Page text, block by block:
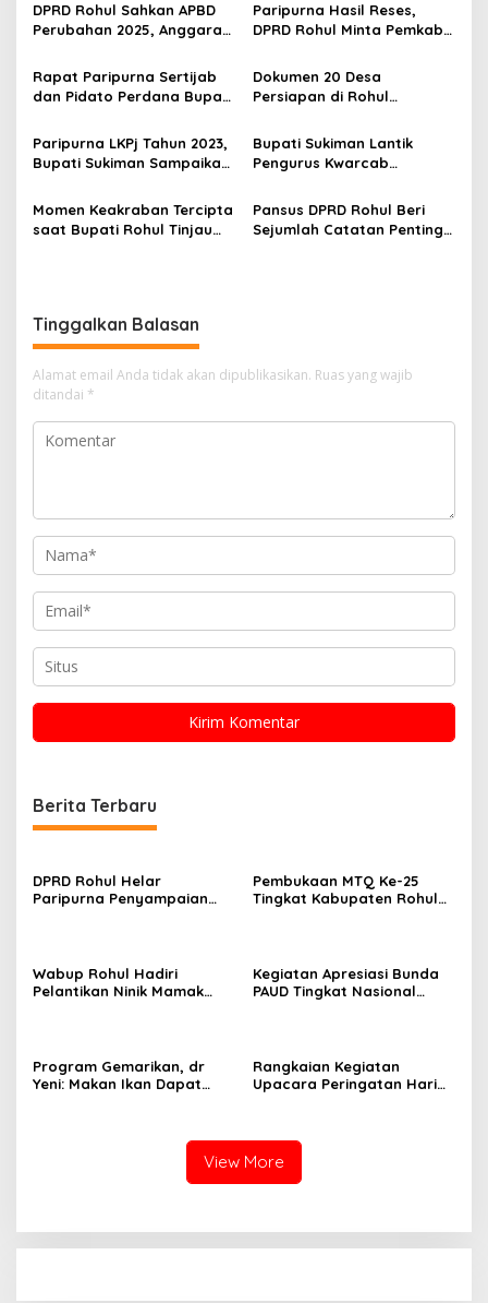
DPRD Rohul Sahkan APBD
Perubahan 2025, Anggaran
Pembangunan Daerah
Paripurna Hasil Reses,
DPRD Rohul Minta Pemkab
Masyarakat
Rapat Paripurna Sertijab
dan Pidato Perdana Bupati
Dokumen 20 Desa
Persiapan di Rohul
Paripurna LKPj Tahun 2023,
Bupati Sukiman Sampaikan
Rohul
Bupati Sukiman Lantik
Pengurus Kwarcab
Momen Keakraban Tercipta
saat Bupati Rohul Tinjau
Pansus DPRD Rohul Beri
Sejumlah Catatan Penting
Tinggalkan Balasan
Alamat email Anda tidak akan dipublikasikan. Ruas yang wajib
ditandai *
Berita Terbaru
DPRD Rohul Helar
Paripurna Penyampaian
Belanja Daerah Tahun
Anggaran 2025
Pembukaan MTQ Ke-25
Tingkat Kabupaten Rohul
Wabup Rohul Hadiri
Pelantikan Ninik Mamak
Kegiatan Apresiasi Bunda
PAUD Tingkat Nasional
Program Gemarikan, dr
Yeni: Makan Ikan Dapat
Rangkaian Kegiatan
Upacara Peringatan Hari
View More